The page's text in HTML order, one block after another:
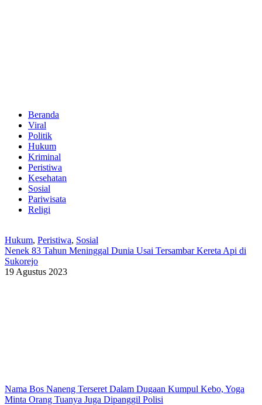
Beranda
Viral
Politik
Hukum
Kriminal
Peristiwa
Kesehatan
Sosial
Pariwisata
Religi
Hukum, Peristiwa, Sosial
Nenek 83 Tahun Meninggal Dunia Usai Tersambar Kereta Api di
Sukorejo
19 Agustus 2023
Nama Bos Naneng Terseret Dalam Dugaan Kumpul Kebo, Yoga
Minta Orang Tuanya Juga Dipanggil Polisi